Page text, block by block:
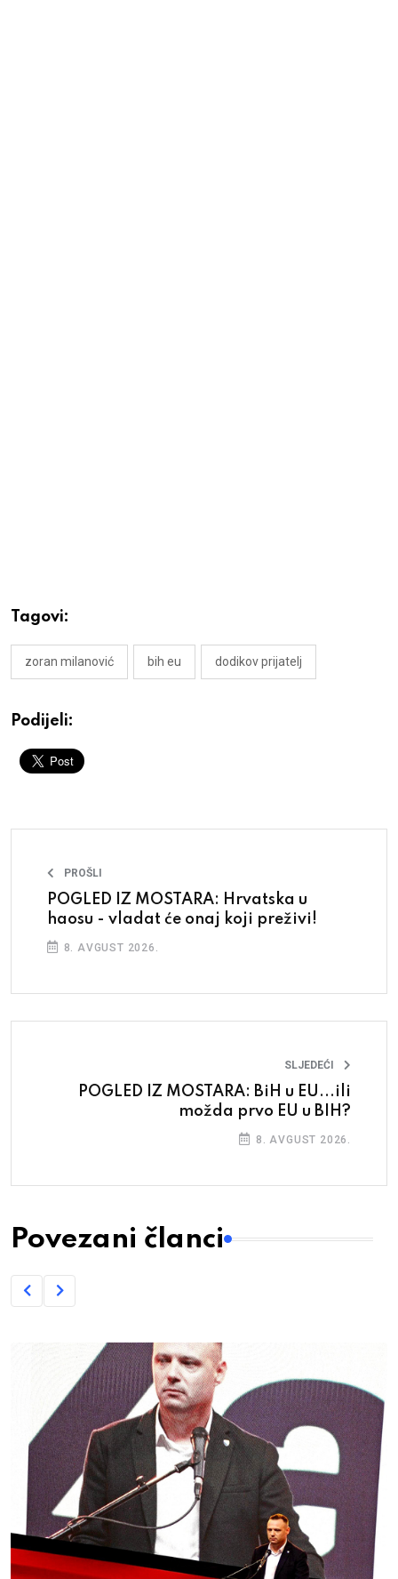
Tagovi:
zoran milanović bih eu dodikov prijatelj
Podijeli:
PROŠLI
POGLED IZ MOSTARA: Hrvatska u
haosu - vladat će onaj koji preživi!
8. AVGUST 2026.
SLJEDEĆI
POGLED IZ MOSTARA: BiH u EU...ili
možda prvo EU u BIH?
8. AVGUST 2026.
Povezani članci